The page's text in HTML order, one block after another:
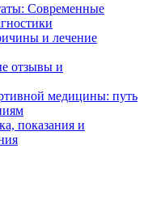
Современные
и лечение
отзывы и
медицины: путь
показания и